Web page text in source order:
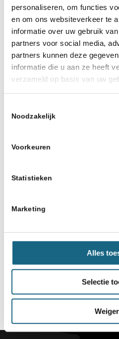
personaliseren, om functies
en om ons websiteverkeer te
informatie over uw gebruik
partners voor social media,
partners kunnen deze
informatie die u aan ze heeft
verzameld op basis van uw
Noodzakelijk
Voorkeuren
Statistieken
Marketing
Alles
Selectie